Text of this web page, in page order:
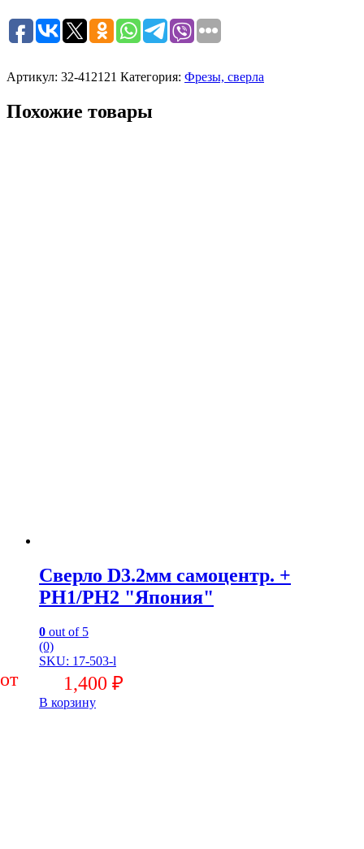
Артикул: 32-412121 Категория: Фрезы, сверла
Похожие товары
Сверло D3.2мм самоцентр. +
PH1/PH2 "Япония"
0 out of 5
(0)
SKU: 17-503-l
1,400 ₽
В корзину